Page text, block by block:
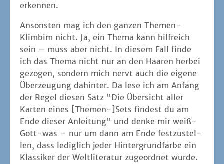
erkennen.
Ansons­ten mag ich den gan­zen The­men-
Klim­bim nicht. Ja, ein The­ma kann hilf­reich
sein – muss aber nicht. In die­sem Fall fin­de
ich das The­ma nicht nur an den Haa­ren her­bei
gezo­gen, son­dern mich nervt auch die eige­ne
Über­zeu­gung dahin­ter. Da lese ich am Anfang
der Regel die­sen Satz "Die Über­sicht aller
Kar­ten eines [Themen-]Sets fin­dest du am
Ende die­ser Anlei­tung" und den­ke mir weiß-
Gott-was – nur um dann am Ende fest­zu­stel­
len, dass ledig­lich jeder Hin­ter­grund­far­be ein
Klas­si­ker der Welt­li­te­ra­tur zuge­ord­net wur­de.